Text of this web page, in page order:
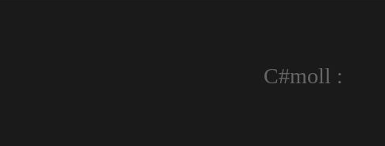
C#moll :